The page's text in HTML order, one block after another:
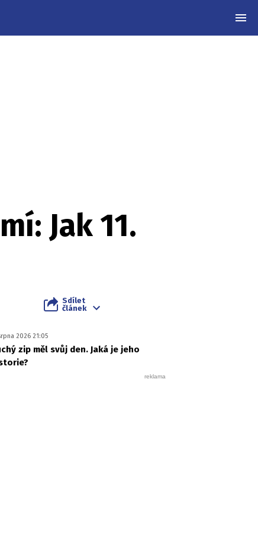
Jak 11.
Sdílet
článek
2026 21:05
zip měl svůj den. Jaká je jeho